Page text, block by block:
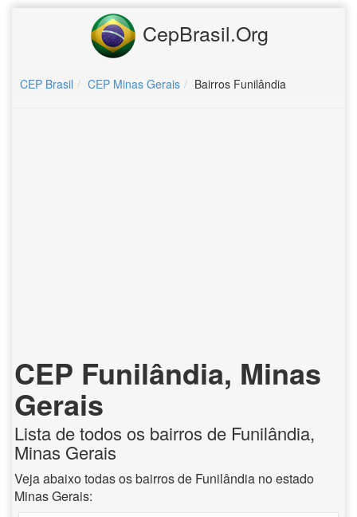
CepBrasil.Org
CEP Brasil CEP Minas Gerais Bairros Funilândia
CEP Funilândia, Minas
Gerais
Lista de todos os bairros de Funilândia,
Minas Gerais
Veja abaixo todas os bairros de Funilândia no estado
Minas Gerais: